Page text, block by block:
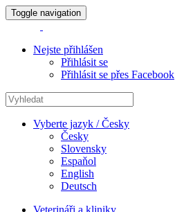
Toggle navigation
Nejste přihlášen
Přihlásit se
Přihlásit se přes Facebook
Vyberte jazyk / Česky
Česky
Slovensky
Espaňol
English
Deutsch
Veterináři a kliniky